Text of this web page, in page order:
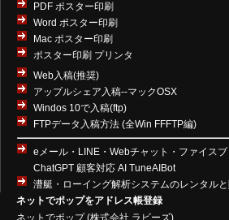
PDF ポスター印刷
Word ポスター印刷
Mac ポスター印刷
ポスター印刷 プリンタ
Web入稿(推奨)
アップルシェア入稿--マックOSX
Windos 10で入稿(ftp)
FTPデータ入稿方法 (全Win FFFTP編)
eメール・LINE・Webチャット・ファイス
ChatGPT 顧客対応 AI TuneAIBot
漕艇・ローイング解析システムのレンタル
ネットでポップをアドレス帳登録